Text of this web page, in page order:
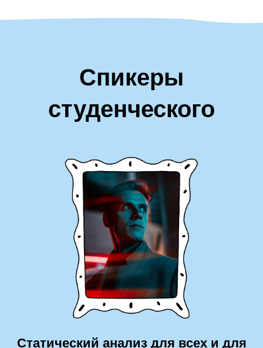
Спикеры
студенческого
Статический анализ для всех и для